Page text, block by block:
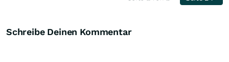
Schreibe Deinen Kommentar